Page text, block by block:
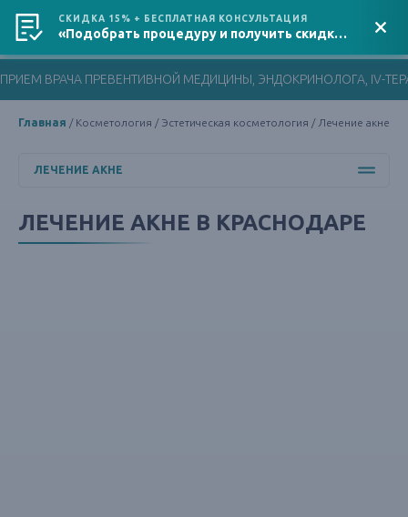
Адрес клиники +7 (861) 201-88-83
ПРИЕМ ВРАЧА ПРЕВЕНТИВНОЙ МЕДИЦИНЫ, ЭНДОКРИНОЛОГА, IV-
Главная Косметология Эстетическая косметология Лечение акне
ЛЕЧЕНИЕ АКНЕ
ЛЕЧЕНИЕ АКНЕ В КРАСНОДАРЕ
СКИДКА 15% + БЕСПЛАТНАЯ КОНСУЛЬТАЦИЯ
«Подобрать процедуру и получить скидку»